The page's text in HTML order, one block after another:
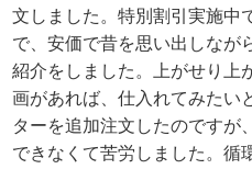
文しました。特別割引実施中
で、安価で昔を思い出しなが
紹介をしました。上がせり上
画があれば、仕入れてみたい
ターを追加注文したのですが
できなくて苦労しました。循